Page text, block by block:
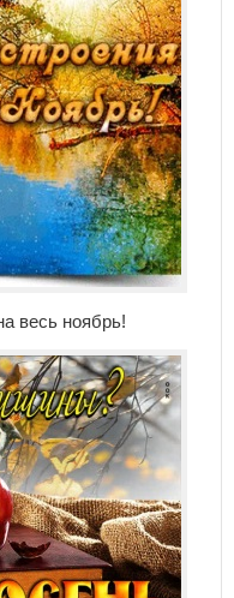
весь ноябрь!